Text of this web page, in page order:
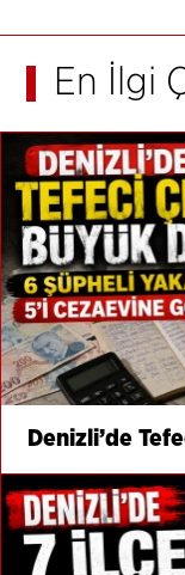
En İlgi
Denizli’de